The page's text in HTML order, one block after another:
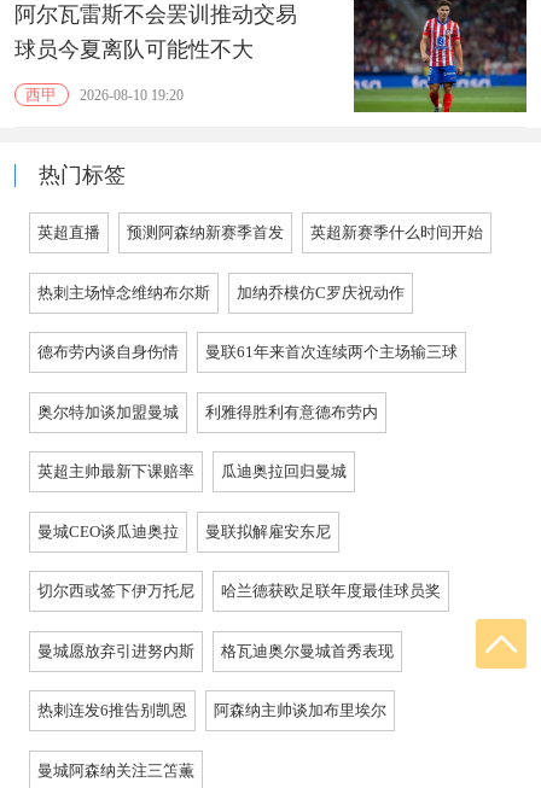
阿尔瓦雷斯不会罢训推动交易
球员今夏离队可能性不大
西甲 2026-08-10 19:20
热门标签
英超直播 预测阿森纳新赛季首发 英超新赛季什么时间开始
热刺主场悼念维纳布尔斯 加纳乔模仿C罗庆祝动作
德布劳内谈自身伤情 曼联61年来首次连续两个主场输三球
奥尔特加谈加盟曼城 利雅得胜利有意德布劳内
英超主帅最新下课赔率 瓜迪奥拉回归曼城
曼城CEO谈瓜迪奥拉 曼联拟解雇安东尼
切尔西或签下伊万托尼 哈兰德获欧足联年度最佳球员奖
曼城愿放弃引进努内斯 格瓦迪奥尔曼城首秀表现
热刺连发6推告别凯恩 阿森纳主帅谈加布里埃尔
曼城阿森纳关注三笘薫